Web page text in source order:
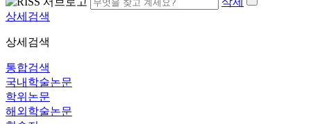
상세검색
상세검색
통합검색
국내학술논문
학위논문
해외학술논문